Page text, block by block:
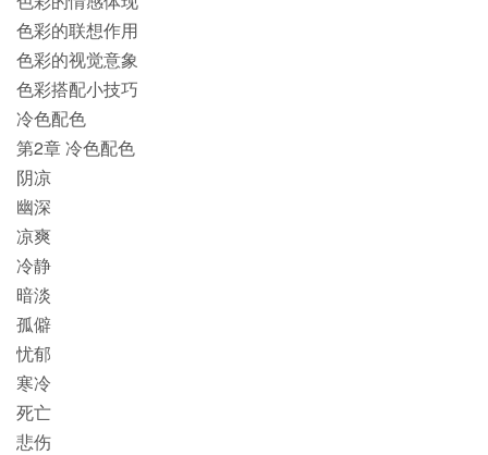
色彩的联想作用
色彩的视觉意象
色彩搭配小技巧
冷色配色
第2章 冷色配色
阴凉
幽深
凉爽
冷静
暗淡
孤僻
忧郁
寒冷
死亡
悲伤